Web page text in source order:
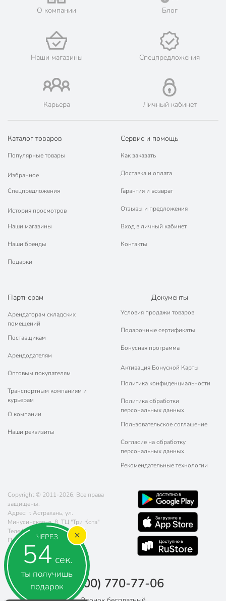
ЧЕРЕЗ
54 сек.
ты получишь
подарок
О компании Блог
Наши магазины Спецпредложения
Карьера Личный кабинет
Каталог товаров
Популярные товары
Избранное
Спецпредложения
История просмотров
Наши магазины
Наши бренды
Подарки
Сервис и помощь
Как заказать
Доставка и оплата
Гарантия и возврат
Отзывы и предложения
Вход в личный кабинет
Контакты
Партнерам
Арендаторам складских
помещений
Поставщикам
Арендодателям
Оптовым покупателям
Транспортным компаниям и
курьерам
О компании
Наши реквизиты
Документы
Условия продажи товаров
Подарочные сертификаты
Бонусная программа
Активация Бонусной Карты
Политика конфиденциальности
Политика обработки
персональных данных
Пользовательское соглашение
Согласие на обработку
персональных данных
Рекомендательные технологии
Copyright © 2011-2026. Все права
защищены.
Адрес: г. Астрахань, ул.
Минусинская, д. 8, ТЦ "Три Кота"
Телефон:
8 (800) 770-77-06
Почта:
sales@poryadok.ru
8 (800) 770-77-06